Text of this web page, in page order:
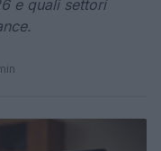
e quali settori